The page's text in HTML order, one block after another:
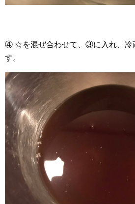
④ ☆を混ぜ合わせて、③に入れ、冷
す。